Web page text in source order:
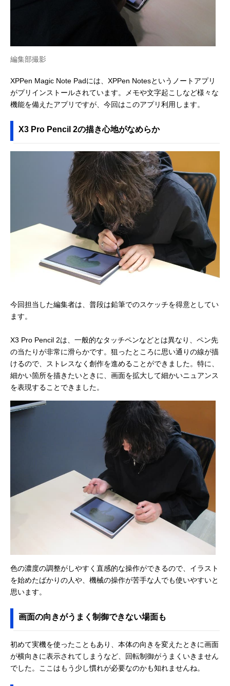
編集部撮影
XPPen Magic Note Padには、XPPen Notesというノートアプリ
がプリインストールされています。メモや文字起こしなど様々な
機能を備えたアプリですが、今回はこのアプリ利用します。
X3 Pro Pencil 2の描き心地がなめらか
今回担当した編集者は、普段は鉛筆でのスケッチを得意としてい
ます。
X3 Pro Pencil 2は、一般的なタッチペンなどとは異なり、ペン先
の当たりが非常に滑らかです。狙ったところに思い通りの線が描
けるので、ストレスなく創作を進めることができました。特に、
細かい箇所を描きたいときに、画面を拡大して細かいニュアンス
を表現することできました。
色の濃度の調整がしやすく直感的な操作ができるので、イラスト
を始めたばかりの人や、機械の操作が苦手な人でも使いやすいと
思います。
画面の向きがうまく制御できない場面も
初めて実機を使ったこともあり、本体の向きを変えたときに画面
が横向きに表示されてしまうなど、回転制御がうまくいきません
でした。ここはもう少し慣れが必要なのかも知れませんね。